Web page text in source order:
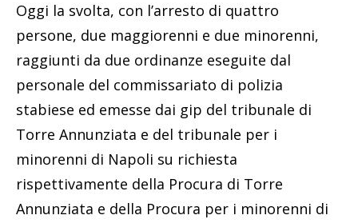
Oggi la svolta, con l’arresto di quattro
persone, due maggiorenni e due minorenni,
raggiunti da due ordinanze eseguite dal
personale del commissariato di polizia
stabiese ed emesse dai gip del tribunale di
Torre Annunziata e del tribunale per i
minorenni di Napoli su richiesta
rispettivamente della Procura di Torre
Annunziata e della Procura per i minorenni di